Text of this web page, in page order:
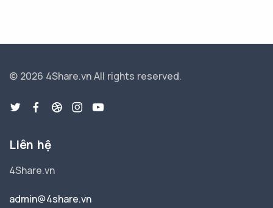
© 2026 4Share.vnAll rights reserved.
Liên hệ
4Share.vn
admin@4share.vn